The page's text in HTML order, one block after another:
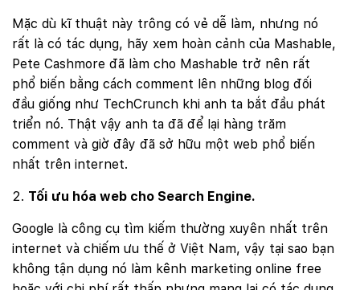
Mặc dù kĩ thuật này trông có vẻ dễ làm, nhưng nó
rất là có tác dụng, hãy xem hoàn cảnh của Mashable,
Pete Cashmore đã làm cho Mashable trở nên rất
phổ biến bằng cách comment lên những blog đối
đầu giống như TechCrunch khi anh ta bắt đầu phát
triển nó. Thật vậy anh ta đã để lại hàng trăm
comment và giờ đây đã sở hữu một web phổ biến
nhất trên internet.
Tối ưu hóa web cho Search Engine.
Google là công cụ tìm kiếm thường xuyên nhất trên
internet và chiếm ưu thế ở Việt Nam, vậy tại sao bạn
không tận dụng nó làm kênh marketing online free